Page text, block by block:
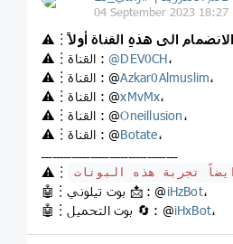
04 September 2023 18:27
⚠️︙
⚠️︙القناة : @DEV0CH،
⚠️︙القناة : @Azkar0Almuslim،
⚠️︙القناة : @xMvMx،
⚠️︙القناة : @Oneillusion،
⚠️︙القناة : @Botate،
⚠️︙
🤖︙بوت تيلوني 📩 : @iHzBot،
🤖︙بوت التحميل 🔄 : @iHxBot،